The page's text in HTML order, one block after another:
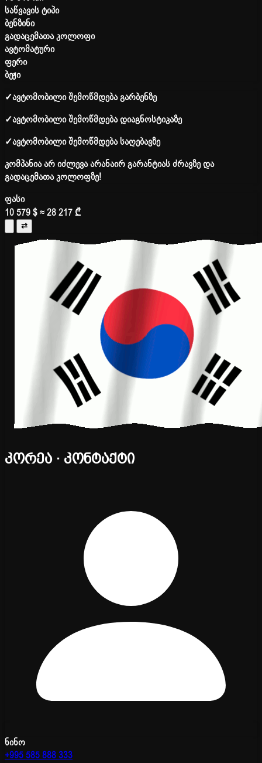
საწვავის ტიპი
ბენზინი
გადაცემათა კოლოფი
ავტომატური
ფერი
ბეჟი
✓ავტომობილი შემოწმდება გარბენზე
✓ავტომობილი შემოწმდება დიაგნოსტიკაზე
✓ავტომობილი შემოწმდება საღებავზე
კომპანია არ იძლევა არანაირ გარანტიას ძრავზე და
გადაცემათა კოლოფზე!
ფასი
10 579 $≈ 28 217 ₾
⇄
კორეა · კონტაქტი
ნინო
+995 585 888 333